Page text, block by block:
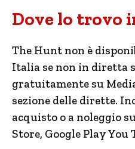
Dove lo trovo
The Hunt non è
Italia se non in diretta
gratuitamente su
sezione delle dirette.
acquisto o a noleggio
Store, Google Play You